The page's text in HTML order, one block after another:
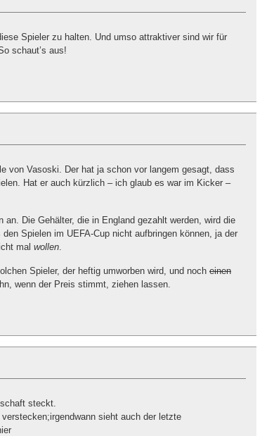
Spieler zu halten. Und umso attraktiver sind wir für
schaut’s aus!
von Vasoski. Der hat ja schon vor langem gesagt, dass
Hat er auch kürzlich – ich glaub es war im Kicker –
an. Die Gehälter, die in England gezahlt werden, wird die
Spielen im UEFA-Cup nicht aufbringen können, ja der
mal wollen.
Spieler, der heftig umworben wird, und noch einen
wenn der Preis stimmt, ziehen lassen.
steckt.
sieht auch der letzte